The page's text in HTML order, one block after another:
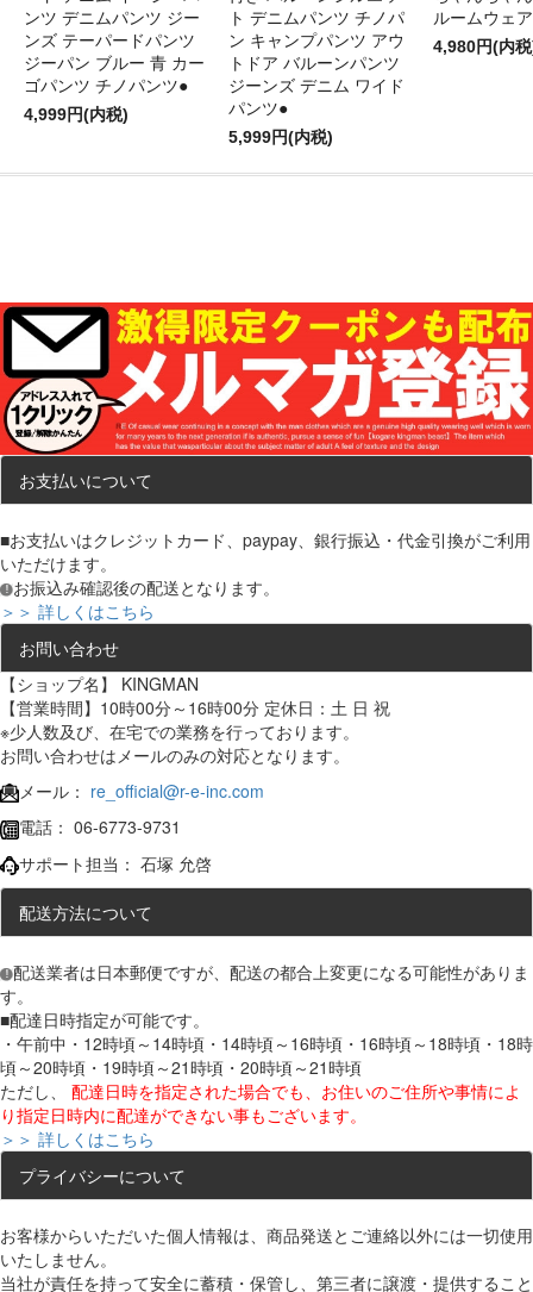
ンツ デニムパンツ ジー
ンズ テーパードパンツ
ジーパン ブルー 青 カー
ゴパンツ チノパンツ●
4,999円(内税)
ト デニムパンツ チノパ
ン キャンプパンツ アウ
トドア バルーンパンツ
ジーンズ デニム ワイド
パンツ●
5,999円(内税)
ルームウェ
4,980円(内